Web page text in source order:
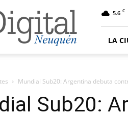
5.6 C
LA
Mundial Sub20: Argentina debuta
Sub20: